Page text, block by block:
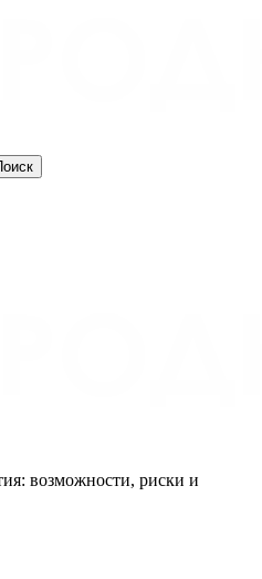
возможности, риски и